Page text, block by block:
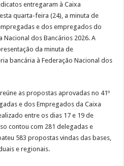
entregaram à Caixa
quarta-feira (24), a minuta de
e dos empregados do
Nacional dos Bancários 2026. A
da minuta de
bancária à Federação Nacional dos
as propostas aprovadas no 41º
e dos Empregados da Caixa
entre os dias 17 e 19 de
contou com 281 delegadas e
583 propostas vindas das bases,
e regionais.